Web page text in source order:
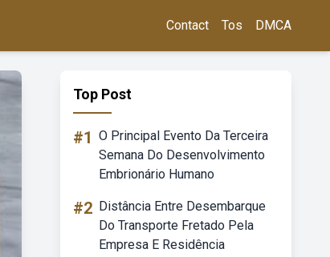
Contact Tos DMCA
Top Post
#1 O Principal Evento Da Terceira
Semana Do Desenvolvimento
Embrionário Humano
#2 Distância Entre Desembarque
Do Transporte Fretado Pela
Empresa E Residência